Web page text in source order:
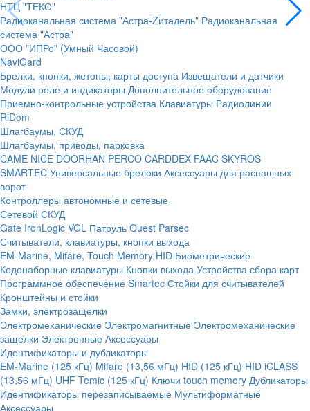
НТЦ "ТЕКО"
Радиоканальная система "Астра-Zитадель" Радиоканальная
система "Астра"
ООО "ИПРо" (Умный Часовой)
NaviGard
Брелки, кнопки, жетоны, карты доступа Извещатели и датчики
Модули реле и индикаторы Дополнительное оборудование
Приемно-контрольные устройства Клавиатуры Радиолинии
RiDom
Шлагбаумы, СКУД
Шлагбаумы, приводы, парковка
CAME NICE DOORHAN PERCO CARDDEX FAAC SKYROS
SMARTEC Универсальные брелоки Аксессуары для распашных
ворот
Контроллеры автономные и сетевые
Сетевой СКУД
Gate IronLogic VGL Патруль Quest Parsec
Считыватели, клавиатуры, кнопки выхода
EM-Marine, Mifare, Touch Memory HID Биометрические
Кодонаборные клавиатуры Кнопки выхода Устройства сбора карт
Программное обеспечение Smartec Стойки для считывателей
Кронштейны и стойки
Замки, электрозащелки
Электромеханические Электромагнитные Электромеханические
защелки Электронные Аксессуары
Идентификаторы и дубликаторы
EM-Marine (125 кГц) Mifare (13,56 мГц) HID (125 кГц) HID iCLASS
(13,56 мГц) UHF Temic (125 кГц) Ключи touch memory Дубликаторы
Идентификаторы перезаписываемые Мультиформатные
Аксессуары